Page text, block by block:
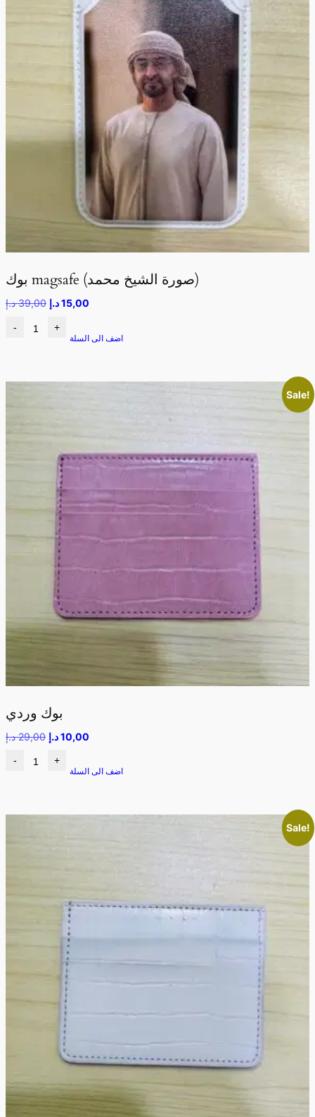
بوك magsafe (صورة الشيخ محمد)
39,00 د.إ 15,00د.إ
- +
اضف الى السلة
Sale!
بوك وردي
29,00 د.إ 10,00د.إ
- +
اضف الى السلة
Sale!